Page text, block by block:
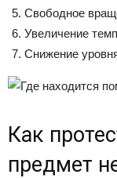
Свободное
Увеличение
Снижение
Как
предмет